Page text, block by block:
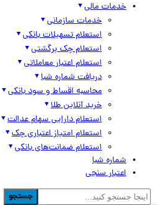
خدمات مالی
خدمات سازمانی
استعلام تسهیلات بانکی
استعلام چک برگشتی
استعلام اعتبار معاملاتی
دریافت شماره شبا
محاسبه اقساط و سود بانکی
خرید آنلاین طلا
استعلام دارایی سهام عدالت
استعلام امتیاز اعتباری چک
استعلام ضمانت‌های بانکی
شماره شبا
اعتبار سنجی
جستجو